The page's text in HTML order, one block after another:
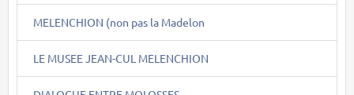
MELENCHION (non pas la Madelon
LE MUSEE JEAN-CUL MELENCHION